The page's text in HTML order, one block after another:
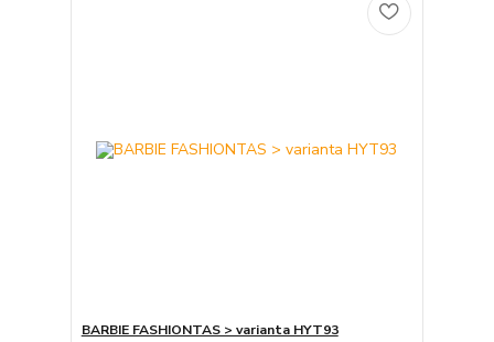
BARBIE FASHIONTAS > varianta HYT93